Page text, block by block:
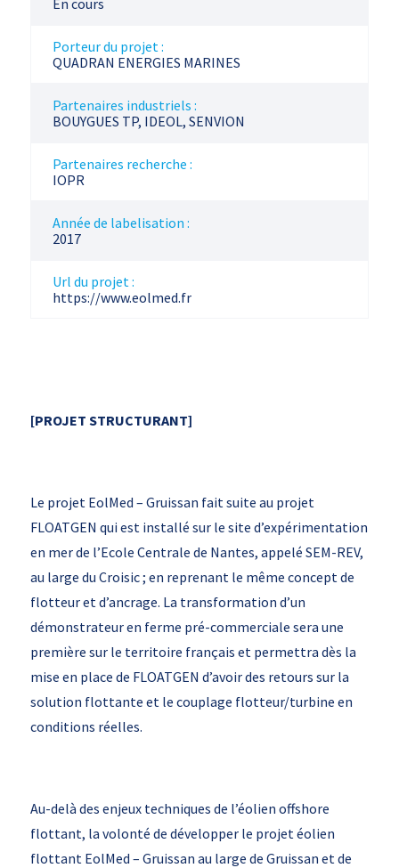
En cours
Porteur du projet :
QUADRAN ENERGIES MARINES
Partenaires industriels :
BOUYGUES TP, IDEOL, SENVION
Partenaires recherche :
IOPR
Année de labelisation :
2017
Url du projet :
https://www.eolmed.fr
[PROJET STRUCTURANT]
Le projet EolMed – Gruissan fait suite au projet
FLOATGEN qui est installé sur le site d’expérimentation
en mer de l’Ecole Centrale de Nantes, appelé SEM-REV,
au large du Croisic ; en reprenant le même concept de
flotteur et d’ancrage. La transformation d’un
démonstrateur en ferme pré-commerciale sera une
première sur le territoire français et permettra dès la
mise en place de FLOATGEN d’avoir des retours sur la
solution flottante et le couplage flotteur/turbine en
conditions réelles.
Au-delà des enjeux techniques de l’éolien offshore
flottant, la volonté de développer le projet éolien
flottant EolMed – Gruissan au large de Gruissan et de